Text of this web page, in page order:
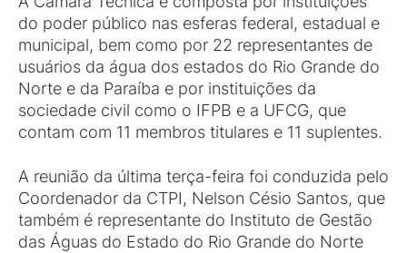
do poder público nas esferas federal, estadual e
municipal, bem como por 22 representantes de
usuários da água dos estados do Rio Grande do
Norte e da Paraíba e por instituições da
sociedade civil como o IFPB e a UFCG, que
contam com 11 membros titulares e 11 suplentes.
A reunião da última terça-feira foi conduzida pelo
Coordenador da CTPI, Nelson Césio Santos, que
também é representante do Instituto de Gestão
das Águas do Estado do Rio Grande do Norte